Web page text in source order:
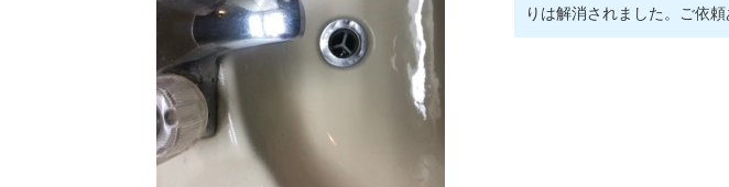
りは解消されました。ご依